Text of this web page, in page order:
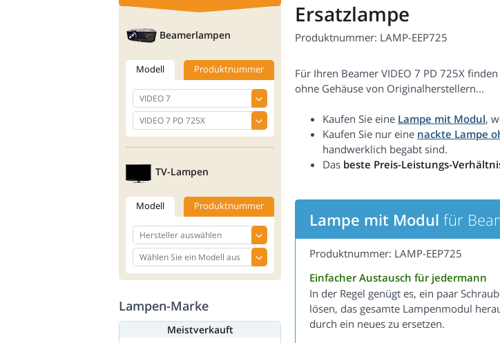
Ersatzlampe
Produktnummer: LAMP-EEP725
Für Ihren Beamer VIDEO 7 PD 725X
ohne Gehäuse von Originalherstellern...
Kaufen Sie eine Lampe mit Modul,
Kaufen Sie nur eine nackte Lampe
handwerklich begabt sind.
Das beste Preis-Leistungs-
Lampe mit Modul für
Produktnummer: LAMP-EEP725
Einfacher Austausch für jedermann
In der Regel genügt es, ein paar
lösen, das gesamte Lampenmodul
durch ein neues zu ersetzen.
Beamerlampen
Modell Produktnummer
TV-Lampen
Modell Produktnummer
Lampen-Marke
Meistverkauft